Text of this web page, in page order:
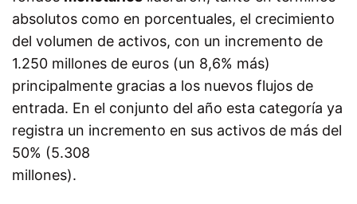
absolutos como en porcentuales, el crecimiento
del volumen de activos, con un incremento de
1.250 millones de euros (un 8,6% más)
principalmente gracias a los nuevos flujos de
entrada. En el conjunto del año esta categoría ya
registra un incremento en sus activos de más del
50% (5.308
millones).